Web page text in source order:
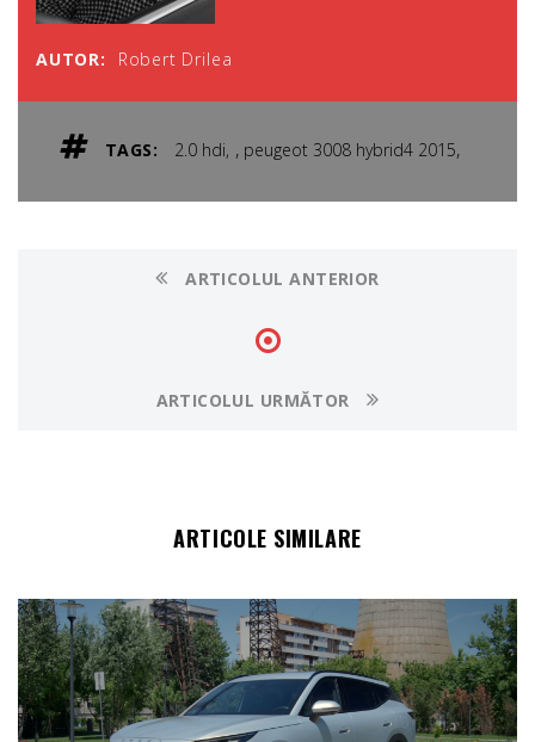
AUTOR: Robert Drilea
TAGS: 2.0 hdi , peugeot 3008 hybrid4 2015,
ARTICOLUL ANTERIOR
ARTICOLUL URMĂTOR
ARTICOLE SIMILARE